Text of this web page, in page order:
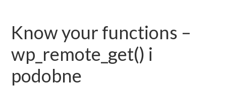
Know your functions –
wp_remote_get() i
podobne